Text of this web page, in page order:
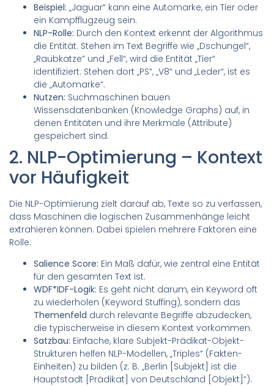
Beispiel: „Jaguar“ kann eine Automarke, ein Tier oder
ein Kampfflugzeug sein.
NLP-Rolle: Durch den Kontext erkennt der Algorithmus
die Entität. Stehen im Text Begriffe wie „Dschungel“,
„Raubkatze“ und „Fell“, wird die Entität „Tier“
identifiziert. Stehen dort „PS“, „V8“ und „Leder“, ist es
die „Automarke“.
Nutzen: Suchmaschinen bauen
Wissensdatenbanken (Knowledge Graphs) auf, in
denen Entitäten und ihre Merkmale (Attribute)
gespeichert sind.
2. NLP-Optimierung – Kontext
vor Häufigkeit
Die NLP-Optimierung zielt darauf ab, Texte so zu verfassen,
dass Maschinen die logischen Zusammenhänge leicht
extrahieren können. Dabei spielen mehrere Faktoren eine
Rolle:
Salience Score: Ein Maß dafür, wie zentral eine Entität
für den gesamten Text ist.
WDF*IDF-Logik: Es geht nicht darum, ein Keyword oft
zu wiederholen (Keyword Stuffing), sondern das
Themenfeld durch relevante Begriffe abzudecken,
die typischerweise in diesem Kontext vorkommen.
Satzbau: Einfache, klare Subjekt-Prädikat-Objekt-
Strukturen helfen NLP-Modellen, „Triples“ (Fakten-
Einheiten) zu bilden (z. B. „Berlin [Subjekt] ist die
Hauptstadt [Prädikat] von Deutschland [Objekt]“).